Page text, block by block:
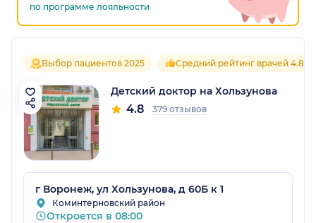
по программе лояльности
Выбор пациентов 2025 Средний рейтинг врачей 4.8
Детский доктор на Хользунова
4.8 379 отзывов
г Воронеж, ул Хользунова, д 60Б к 1
Коминтерновский район
Откроется в 08:00